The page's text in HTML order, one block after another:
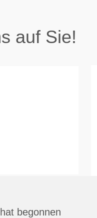
auf Sie!
begonnen